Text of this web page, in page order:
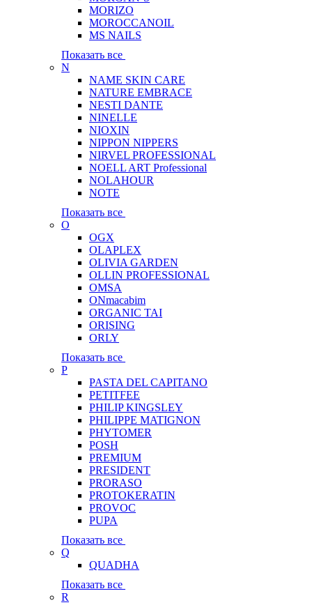
MORIZO
MOROCCANOIL
MS NAILS
Показать все
N
NAME SKIN CARE
NATURE EMBRACE
NESTI DANTE
NINELLE
NIOXIN
NIPPON NIPPERS
NIRVEL PROFESSIONAL
NOELL ART Professional
NOLAHOUR
NOTE
Показать все
O
OGX
OLAPLEX
OLIVIA GARDEN
OLLIN PROFESSIONAL
OMSA
ONmacabim
ORGANIC TAI
ORISING
ORLY
Показать все
P
PASTA DEL CAPITANO
PETITFEE
PHILIP KINGSLEY
PHILIPPE MATIGNON
PHYTOMER
POSH
PREMIUM
PRESIDENT
PRORASO
PROTOKERATIN
PROVOC
PUPA
Показать все
Q
QUADHA
Показать все
R